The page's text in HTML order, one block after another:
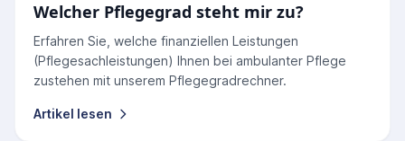
Welcher Pflegegrad steht mir zu?
Erfahren Sie, welche finanziellen Leistungen
(Pflegesachleistungen) Ihnen bei ambulanter Pflege
zustehen mit unserem Pflegegradrechner.
Artikel lesen